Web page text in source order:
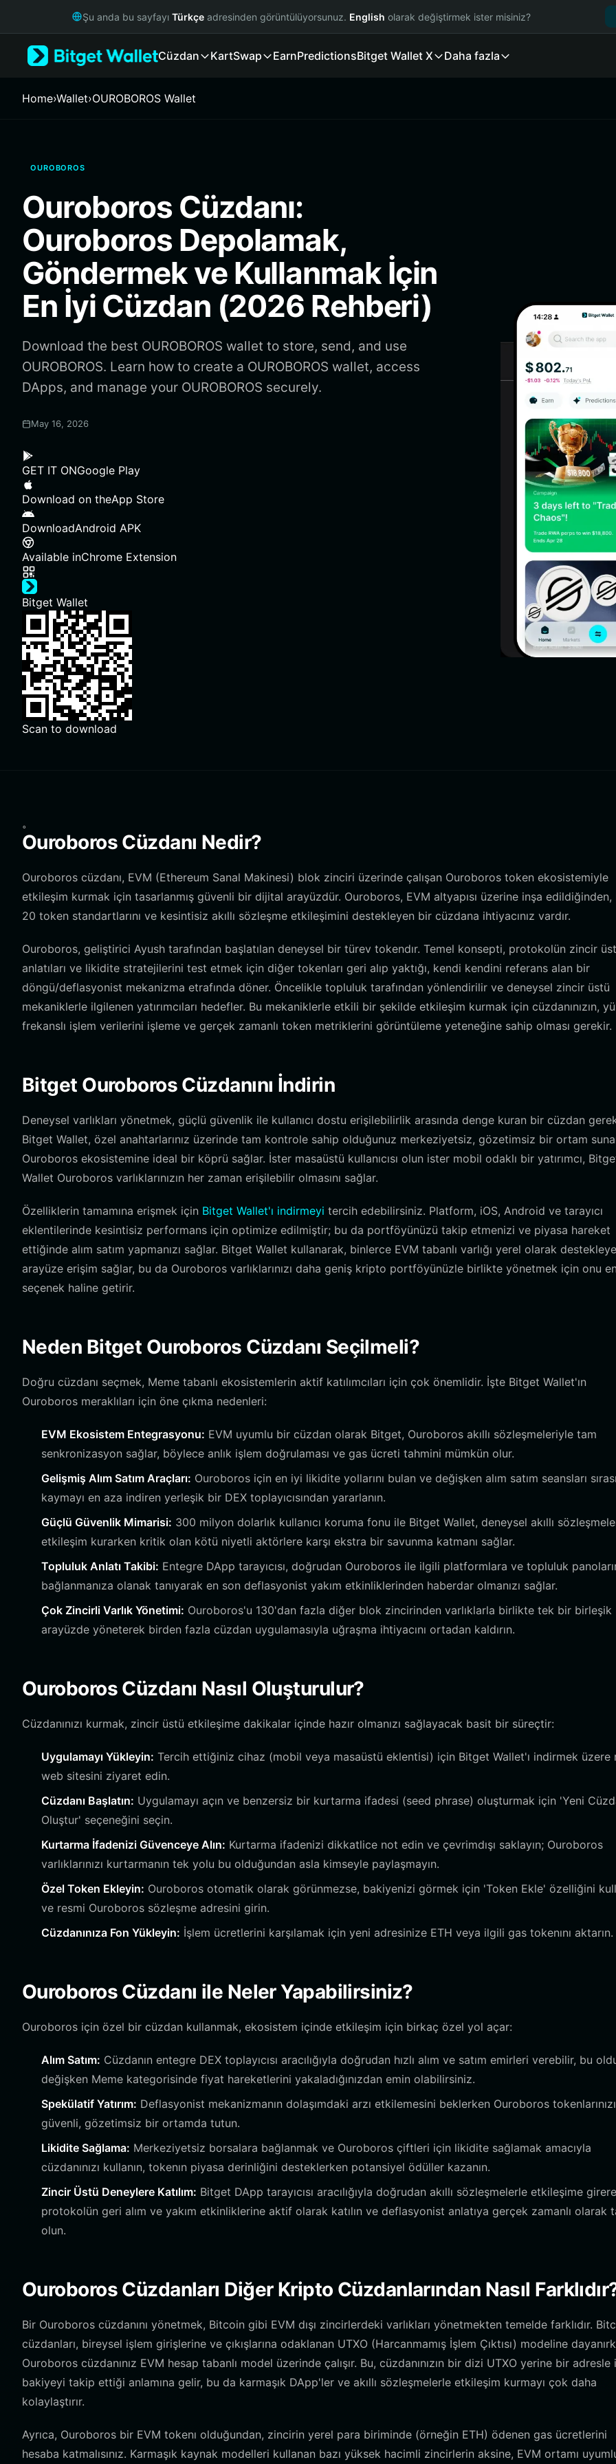
Русский
Italiano
繁體中文
Bahasa Indonesia
ภาษาไทย
Español
Português (Brasil)
Español (Argentina)
Şu anda bu sayfayı Türkçe adresinden görüntülüyorsunuz. English olarak değiştirmek ister misiniz?
Cüzdan KartSwap EarnPredictionsBitget Wallet X Daha fazla
Home›Wallet›OUROBOROS Wallet
OUROBOROS
Ouroboros Cüzdanı:
Ouroboros Depolamak,
Göndermek ve Kullanmak İçin
En İyi Cüzdan (2026 Rehberi)
Download the best OUROBOROS wallet to store, send, and use
OUROBOROS. Learn how to create a OUROBOROS wallet, access
DApps, and manage your OUROBOROS securely.
May 16, 2026
GET IT ONGoogle Play
Download on theApp Store
DownloadAndroid APK
Available inChrome Extension
Bitget Wallet
Scan to download
。
Ouroboros Cüzdanı Nedir?
Ouroboros cüzdanı, EVM (Ethereum Sanal Makinesi) blok zinciri üzerinde çalışan Ouroboros token ekosistemiyle
etkileşim kurmak için tasarlanmış güvenli bir dijital arayüzdür. Ouroboros, EVM altyapısı üzerine inşa edildiğinden,
20 token standartlarını ve kesintisiz akıllı sözleşme etkileşimini destekleyen bir cüzdana ihtiyacınız vardır.
Ouroboros, geliştirici Ayush tarafından başlatılan deneysel bir türev tokendır. Temel konsepti, protokolün zincir
anlatıları ve likidite stratejilerini test etmek için diğer tokenları geri alıp yaktığı, kendi kendini referans alan bir
döngü/deflasyonist mekanizma etrafında döner. Öncelikle topluluk tarafından yönlendirilir ve deneysel zincir üstü
mekaniklerle ilgilenen yatırımcıları hedefler. Bu mekaniklerle etkili bir şekilde etkileşim kurmak için cüzdanınızın,
frekanslı işlem verilerini işleme ve gerçek zamanlı token metriklerini görüntüleme yeteneğine sahip olması gerekir.
Bitget Ouroboros Cüzdanını İndirin
Deneysel varlıkları yönetmek, güçlü güvenlik ile kullanıcı dostu erişilebilirlik arasında denge kuran bir cüzdan
Bitget Wallet, özel anahtarlarınız üzerinde tam kontrole sahip olduğunuz merkeziyetsiz, gözetimsiz bir ortam
Ouroboros ekosistemine ideal bir köprü sağlar. İster masaüstü kullanıcısı olun ister mobil odaklı bir yatırımcı,
Wallet Ouroboros varlıklarınızın her zaman erişilebilir olmasını sağlar.
Özelliklerin tamamına erişmek için Bitget Wallet'ı indirmeyi tercih edebilirsiniz. Platform, iOS, Android ve tarayıcı
eklentilerinde kesintisiz performans için optimize edilmiştir; bu da portföyünüzü takip etmenizi ve piyasa hareket
ettiğinde alım satım yapmanızı sağlar. Bitget Wallet kullanarak, binlerce EVM tabanlı varlığı yerel olarak
arayüze erişim sağlar, bu da Ouroboros varlıklarınızı daha geniş kripto portföyünüzle birlikte yönetmek için onu
seçenek haline getirir.
Neden Bitget Ouroboros Cüzdanı Seçilmeli?
Doğru cüzdanı seçmek, Meme tabanlı ekosistemlerin aktif katılımcıları için çok önemlidir. İşte Bitget Wallet'ın
Ouroboros meraklıları için öne çıkma nedenleri:
EVM Ekosistem Entegrasyonu: EVM uyumlu bir cüzdan olarak Bitget, Ouroboros akıllı sözleşmeleriyle tam
senkronizasyon sağlar, böylece anlık işlem doğrulaması ve gas ücreti tahmini mümkün olur.
Gelişmiş Alım Satım Araçları: Ouroboros için en iyi likidite yollarını bulan ve değişken alım satım seansları
kaymayı en aza indiren yerleşik bir DEX toplayıcısından yararlanın.
Güçlü Güvenlik Mimarisi: 300 milyon dolarlık kullanıcı koruma fonu ile Bitget Wallet, deneysel akıllı
etkileşim kurarken kritik olan kötü niyetli aktörlere karşı ekstra bir savunma katmanı sağlar.
Topluluk Anlatı Takibi: Entegre DApp tarayıcısı, doğrudan Ouroboros ile ilgili platformlara ve topluluk
bağlanmanıza olanak tanıyarak en son deflasyonist yakım etkinliklerinden haberdar olmanızı sağlar.
Çok Zincirli Varlık Yönetimi: Ouroboros'u 130'dan fazla diğer blok zincirinden varlıklarla birlikte tek bir birleşik
arayüzde yöneterek birden fazla cüzdan uygulamasıyla uğraşma ihtiyacını ortadan kaldırın.
Ouroboros Cüzdanı Nasıl Oluşturulur?
Cüzdanınızı kurmak, zincir üstü etkileşime dakikalar içinde hazır olmanızı sağlayacak basit bir süreçtir:
Uygulamayı Yükleyin: Tercih ettiğiniz cihaz (mobil veya masaüstü eklentisi) için Bitget Wallet'ı indirmek üzere
web sitesini ziyaret edin.
Cüzdanı Başlatın: Uygulamayı açın ve benzersiz bir kurtarma ifadesi (seed phrase) oluşturmak için 'Yeni
Oluştur' seçeneğini seçin.
Kurtarma İfadenizi Güvenceye Alın: Kurtarma ifadenizi dikkatlice not edin ve çevrimdışı saklayın; Ouroboros
varlıklarınızı kurtarmanın tek yolu bu olduğundan asla kimseyle paylaşmayın.
Özel Token Ekleyin: Ouroboros otomatik olarak görünmezse, bakiyenizi görmek için 'Token Ekle' özelliğini
ve resmi Ouroboros sözleşme adresini girin.
Cüzdanınıza Fon Yükleyin: İşlem ücretlerini karşılamak için yeni adresinize ETH veya ilgili gas tokenını aktarın.
Ouroboros Cüzdanı ile Neler Yapabilirsiniz?
Ouroboros için özel bir cüzdan kullanmak, ekosistem içinde etkileşim için birkaç özel yol açar:
Alım Satım: Cüzdanın entegre DEX toplayıcısı aracılığıyla doğrudan hızlı alım ve satım emirleri verebilir, bu
değişken Meme kategorisinde fiyat hareketlerini yakaladığınızdan emin olabilirsiniz.
Spekülatif Yatırım: Deflasyonist mekanizmanın dolaşımdaki arzı etkilemesini beklerken Ouroboros tokenlarınızı
güvenli, gözetimsiz bir ortamda tutun.
Likidite Sağlama: Merkeziyetsiz borsalara bağlanmak ve Ouroboros çiftleri için likidite sağlamak amacıyla
cüzdanınızı kullanın, tokenın piyasa derinliğini desteklerken potansiyel ödüller kazanın.
Zincir Üstü Deneylere Katılım: Bitget DApp tarayıcısı aracılığıyla doğrudan akıllı sözleşmelerle etkileşime
protokolün geri alım ve yakım etkinliklerine aktif olarak katılın ve deflasyonist anlatıya gerçek zamanlı olarak
olun.
Ouroboros Cüzdanları Diğer Kripto Cüzdanlarından Nasıl
Bir Ouroboros cüzdanını yönetmek, Bitcoin gibi EVM dışı zincirlerdeki varlıkları yönetmekten temelde farklıdır.
cüzdanları, bireysel işlem girişlerine ve çıkışlarına odaklanan UTXO (Harcanmamış İşlem Çıktısı) modeline
Ouroboros cüzdanınız EVM hesap tabanlı model üzerinde çalışır. Bu, cüzdanınızın bir dizi UTXO yerine bir adresle
bakiyeyi takip ettiği anlamına gelir, bu da karmaşık DApp'ler ve akıllı sözleşmelerle etkileşim kurmayı çok daha
kolaylaştırır.
Ayrıca, Ouroboros bir EVM tokenı olduğundan, zincirin yerel para biriminde (örneğin ETH) ödenen gas ücretlerini
hesaba katmalısınız. Karmaşık kaynak modelleri kullanan bazı yüksek hacimli zincirlerin aksine, EVM ortamı